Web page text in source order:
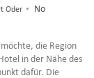
Oder •
No
die Region
in der Nähe des
dafür. Die